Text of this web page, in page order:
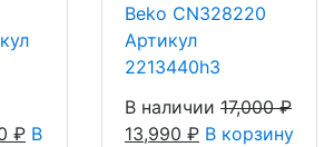
₽ В
Beko CN328220
Артикул
2213440h3
В наличии 17,000₽
13,990 ₽ В корзину